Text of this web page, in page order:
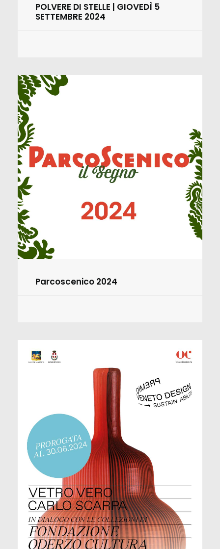
POLVERE DI STELLE | GIOVEDÌ 5
SETTEMBRE 2024
Parcoscenico 2024